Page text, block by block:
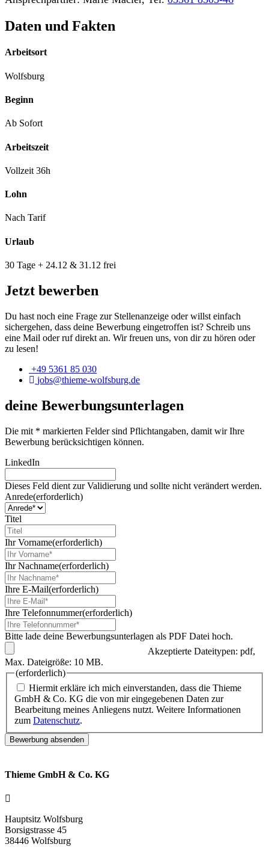
Daten und Fakten
Arbeitsort
Wolfsburg
Beginn
Ab Sofort
Arbeitszeit
Vollzeit 36h
Lohn
Nach Tarif
Urlaub
30 Tage + 24.12 & 31.12 frei
Jetzt bewerben
Du hast noch eine Frage zur Stellenanzeige oder willst einfach
sichergehen, dass deine Bewerbung eingetroffen ist? Schreib uns
eine Mail oder ruf direkt an. Wir freuen uns, von dir zu hören oder
zu lesen!
+49 5361 85 030
jobs@thieme-wolfsburg.de
deine Bewerbungsunterlagen
Die mit * markierten Felder sind Pflichtangaben, damit wir Ihre
Bewerbung berücksichtigen können.
LinkedIn
Dieses Feld dient zur Validierung und sollte nicht verändert werden.
Anrede(erforderlich)
Titel
Ihr Vorname(erforderlich)
Ihr Nachname(erforderlich)
Ihre E-Mail(erforderlich)
Ihre Telefonnummer(erforderlich)
Bitte lade deine Bewerbungsunterlagen als PDF Datei hoch.
Akzeptierte Dateitypen: pdf,
Max. Dateigröße: 10 MB.
(erforderlich)
Hiermit erkläre ich mich einverstanden, dass die Thieme
GmbH & Co. KG die von mir eingegebenen Daten zur
Bearbeitung meines Anliegens nutzt. Weitere Informationen
zum Datenschutz.
Thieme GmbH & Co. KG
Hauptsitz Wolfsburg
Borsigstrasse 45
38446 Wolfsburg